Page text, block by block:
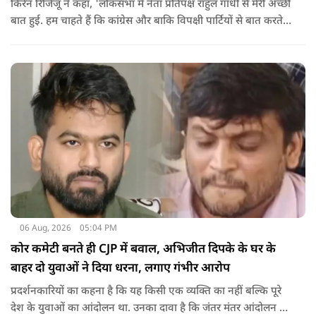
किरेन रिजिजू ने कहा, 'लोकसभा में नेता प्रतिपक्ष राहुल गांधी से मेरी अच्छी
बात हुई. हम चाहते हैं कि कांग्रेस और बाकि विपक्षी पार्टियों से बात करते
06 Aug, 2026 05:04 PM
कोर कमेटी बनते ही CJP में बवाल, अभिजीत दिपके के घर के
बाहर दो युवाओं ने दिया धरना, लगाए गंभीर आरोप
प्रदर्शनकारियों का कहना है कि यह किसी एक व्यक्ति का नहीं बल्कि पूरे
देश के युवाओं का आंदोलन था. उनका दावा है कि जंतर मंतर आंदोलन से